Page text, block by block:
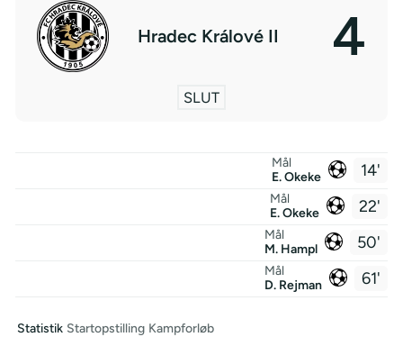
Hradec Králové II 4
SLUT
14'
Mål
E. Okeke
22'
Mål
E. Okeke
50'
Mål
M. Hampl
61'
Mål
D. Rejman
Statistik Startopstilling Kampforløb